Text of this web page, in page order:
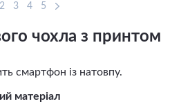
2 3 4 5
чохла з принтом
смартфон із натовпу.
матеріал